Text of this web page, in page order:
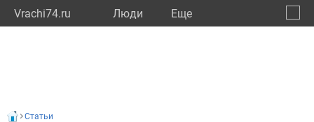
Vrachi74.ru Люди Eще
Статьи